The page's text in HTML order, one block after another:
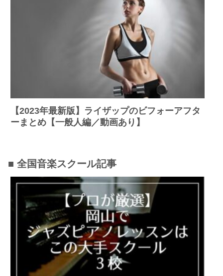
【2023年最新版】ライザップのビフォーアフタ
ーまとめ【一般人編／動画あり】
■ 全国音楽スクール記事